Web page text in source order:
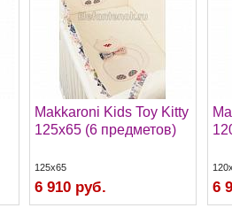
Makkaroni Kids Toy Kitty
125х65 (6 предметов)
125x65
6 910 руб. 6